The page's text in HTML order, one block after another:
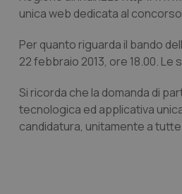
unica web dedicata al
Per quanto riguarda il bando
22 febbraio 2013, ore 18.00. Le
Si ricorda che la domanda di
tecnologica ed applicativa
candidatura, unitamente a